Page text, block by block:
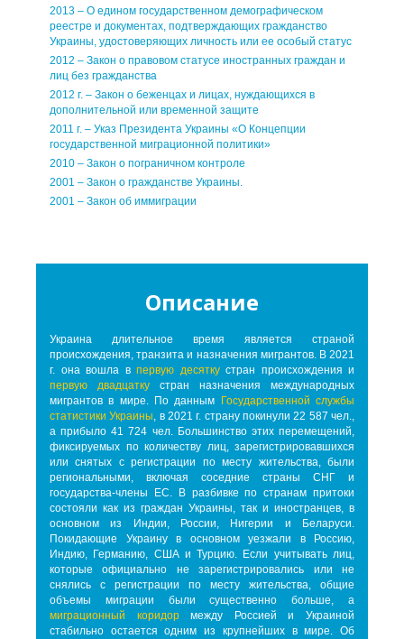
2013 – О едином государственном демографическом
реестре и документах, подтверждающих гражданство
Украины, удостоверяющих личность или ее особый статус
2012 – Закон о правовом статусе иностранных граждан и
лиц без гражданства
2012 г. – Закон о беженцах и лицах, нуждающихся в
дополнительной или временной защите
2011 г. – Указ Президента Украины «О Концепции
государственной миграционной политики»
2010 – Закон о пограничном контроле
2001 – Закон о гражданстве Украины.
2001 – Закон об иммиграции
Описание
Украина длительное время является страной
происхождения, транзита и назначения мигрантов. В 2021
г. она вошла в первую десяткустран происхождения и
первую двадцатку стран назначения международных
мигрантов в мире. По данным
Государственной службы
статистики Украины, в 2021 г. страну покинули 22 587 чел.,
а прибыло 41 724 чел. Большинство этих перемещений,
фиксируемых по количеству лиц, зарегистрировавшихся
или снятых с регистрации по месту жительства, были
региональными, включая соседние страны СНГ и
государства-члены ЕС. В разбивке по странам притоки
состояли как из граждан Украины, так и иностранцев, в
основном из Индии, России, Нигерии и Беларуси.
Покидающие Украину в основном уезжали в Россию,
Индию, Германию, США и Турцию. Если учитывать лиц,
которые официально не зарегистрировались или не
снялись с регистрации по месту жительства, общие
объемы миграции были существенно больше, а
миграционный коридормежду Россией и Украиной
стабильно остается одним из крупнейших в мире. Об